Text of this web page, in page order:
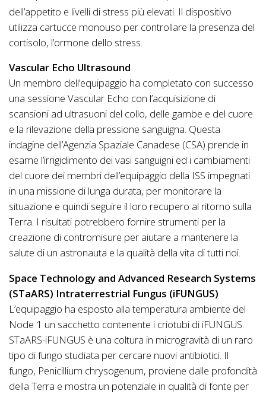
dell’appetito e livelli di stress più elevati. Il dispositivo
utilizza cartucce monouso per controllare la presenza del
cortisolo, l’ormone dello stress.
Vascular Echo Ultrasound
Un membro dell’equipaggio ha completato con successo
una sessione Vascular Echo con l’acquisizione di
scansioni ad ultrasuoni del collo, delle gambe e del cuore
e la rilevazione della pressione sanguigna. Questa
indagine dell’Agenzia Spaziale Canadese (CSA) prende in
esame l’irrigidimento dei vasi sanguigni ed i cambiamenti
del cuore dei membri dell’equipaggio della ISS impegnati
in una missione di lunga durata, per monitorare la
situazione e quindi seguire il loro recupero al ritorno sulla
Terra. I risultati potrebbero fornire strumenti per la
creazione di contromisure per aiutare a mantenere la
salute di un astronauta e la qualità della vita di tutti noi.
Space Technology and Advanced Research Systems
(STaARS) Intraterrestrial Fungus (iFUNGUS)
L’equipaggio ha esposto alla temperatura ambiente del
Node 1 un sacchetto contenente i criotubi di iFUNGUS.
STaARS-iFUNGUS è una coltura in microgravità di un raro
tipo di fungo studiata per cercare nuovi antibiotici. Il
fungo, Penicillium chrysogenum, proviene dalle profondità
della Terra e mostra un potenziale in qualità di fonte per